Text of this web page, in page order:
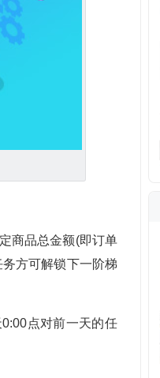
商品总金额(即订单
方可解锁下一阶梯
点对前一天的任